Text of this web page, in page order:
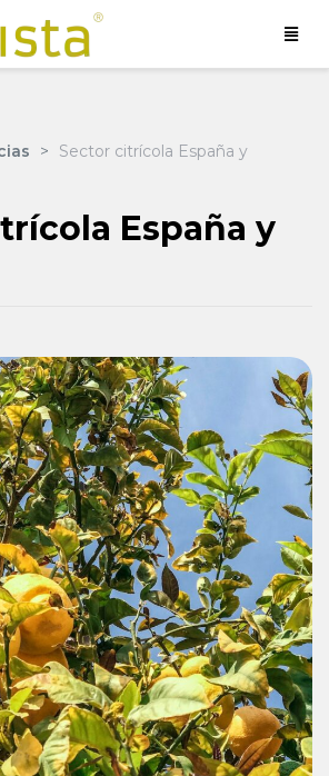
>
Sector citrícola España y
España y